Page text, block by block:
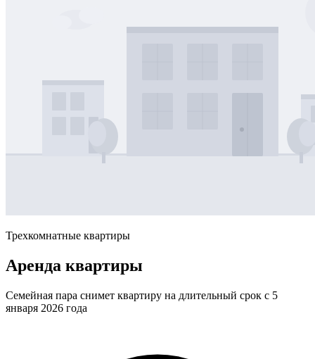
Трехкомнатные квартиры
Аренда квартиры
Семейная пара снимет квартиру на длительный срок с 5
января 2026 года